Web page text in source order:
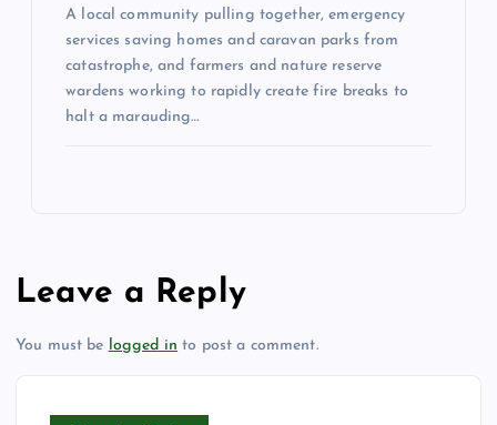
A local community pulling together, emergency
services saving homes and caravan parks from
catastrophe, and farmers and nature reserve
wardens working to rapidly create fire breaks to
halt a marauding…
Leave a Reply
You must be logged in to post a comment.